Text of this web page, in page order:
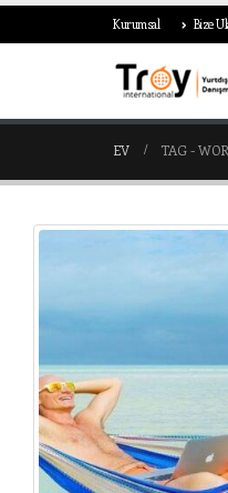
Kurumsal Bize
EV TAG -